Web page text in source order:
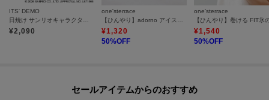
ITS' DEMO
¥2,090
one'sterrace
¥1,320
50%OFF
one'sterrace
¥1,540
50%OFF
セールアイテムからのおすすめ